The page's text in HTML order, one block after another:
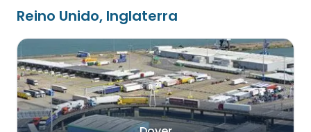
Reino Unido, Inglaterra